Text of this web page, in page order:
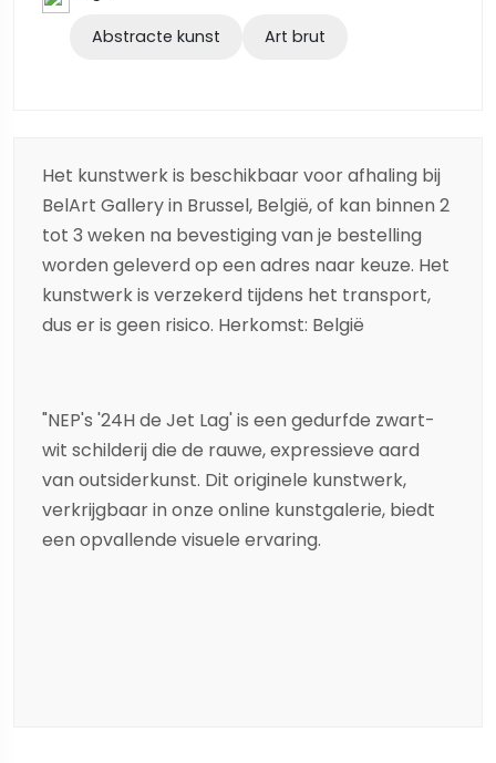
Abstracte kunst Art brut
Het kunstwerk is beschikbaar voor afhaling bij
BelArt Gallery in Brussel, België, of kan binnen 2
tot 3 weken na bevestiging van je bestelling
worden geleverd op een adres naar keuze. Het
kunstwerk is verzekerd tijdens het transport,
dus er is geen risico. Herkomst: België
"NEP's '24H de Jet Lag' is een gedurfde zwart-
wit schilderijdie de rauwe, expressieve aard
vanoutsiderkunst. Dit originele kunstwerk,
verkrijgbaar in onze online kunstgalerie, biedt
een opvallende visuele ervaring.